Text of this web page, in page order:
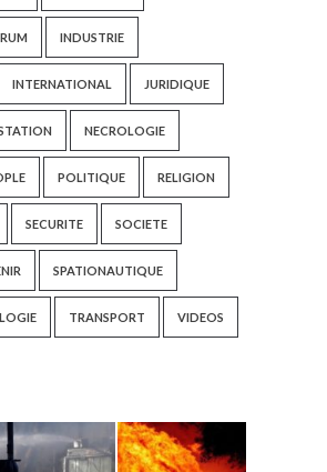
INDUSTRIE
INTERNATIONAL JURIDIQUE
NECROLOGIE
POLITIQUE RELIGION
SECURITE SOCIETE
SPATIONAUTIQUE
TRANSPORT VIDEOS